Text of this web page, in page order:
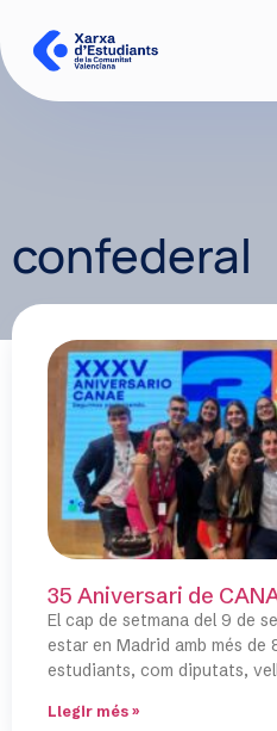
confederal
35 Aniversari de
El cap de setmana del 9 de
estar en Madrid amb més de
estudiants, com diputats,
Llegir més »